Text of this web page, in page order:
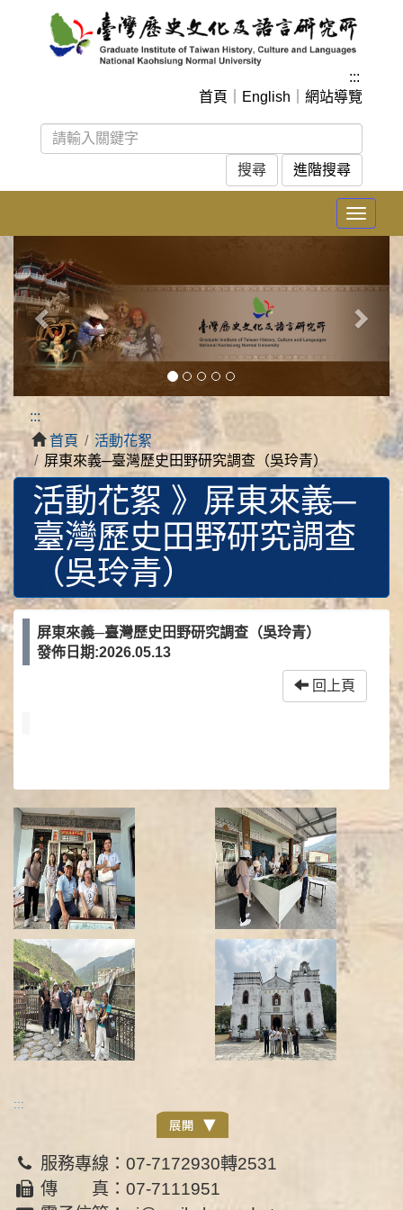
:::
首頁
English 網站導覽
進階搜尋
Toggle
上
一
張
一
張
:::
首頁
活動花絮
屏東來義─臺灣歷史田野研究調查（吳玲青）
活動花絮 》 屏東來義─
臺灣歷史田野研究調查
（吳玲青）
屏東來義─臺灣歷史田野研究調查（吳玲青）
發佈日期:2026.05.13
回上頁
:::
服務專線：07-7172930轉2531
傳 真：07-7111951